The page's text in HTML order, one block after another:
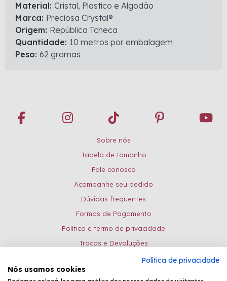
Material: Cristal, Plastico e Algodão
Marca: Preciosa Crystal®
Origem: República Tcheca
Quantidade: 10 metros por embalagem
Peso: 62 gramas
Sobre nós
Tabela de tamanho
Fale conosco
Acompanhe seu pedido
Dúvidas frequentes
Formas de Pagamento
Política e termo de privacidade
Trocas e Devoluções
Formas de pagamento:Política de privacidade
Nós usamos cookies